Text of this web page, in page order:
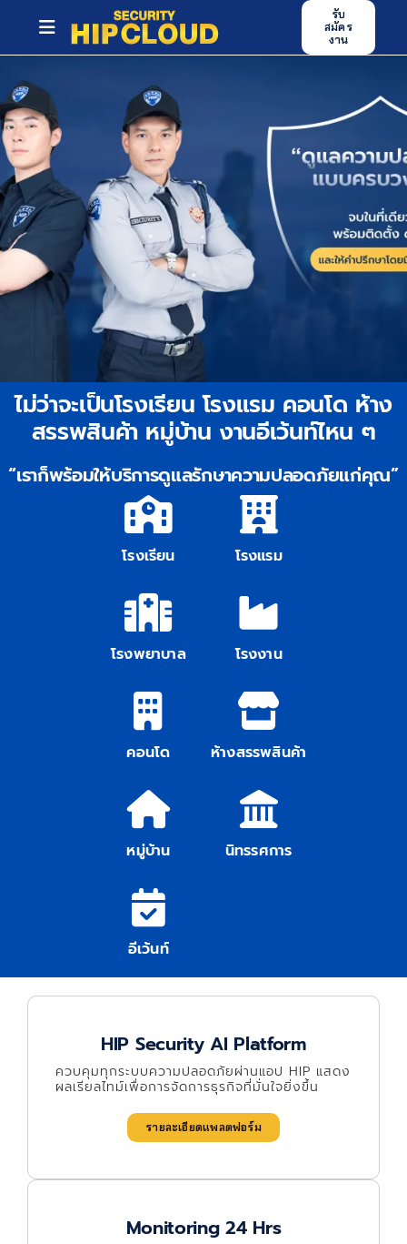
content
Toggle
หน้าหลัก
บริการของเรา
ศูนย์ฝึกอบรม
ข่าวสารและกิจกรรม
บทความ
ร่วมงานกับเรา
ติดต่อเรา
รับ
สมัคร
งาน
ไม่ว่าจะเป็นโรงเรียน โรงแรม คอนโด ห้าง
สรรพสินค้า หมู่บ้าน งานอีเว้นท์ไหน ๆ
“เราก็พร้อมให้บริการดูแลรักษาความปลอดภัยแก่คุณ”
โรงเรียน โรงแรม
โรงพยาบาล โรงงาน
คอนโด ห้างสรรพสินค้า
หมู่บ้าน นิทรรศการ
อีเว้นท์
HIP Security AI Platform
ควบคุมทุกระบบความปลอดภัยผ่านแอป HIP แสดง
ผลเรียลไทม์เพื่อการจัดการธุรกิจที่มั่นใจยิ่งขึ้น
รายละเอียดแพลตฟอร์ม
Monitoring 24 Hrs